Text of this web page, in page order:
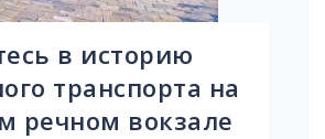
в историю
транспорта на
речном вокзале